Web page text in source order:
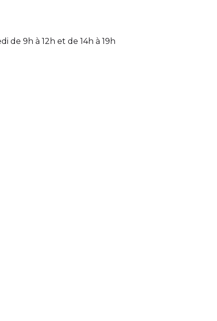
9h à 12h et de 14h à 19h